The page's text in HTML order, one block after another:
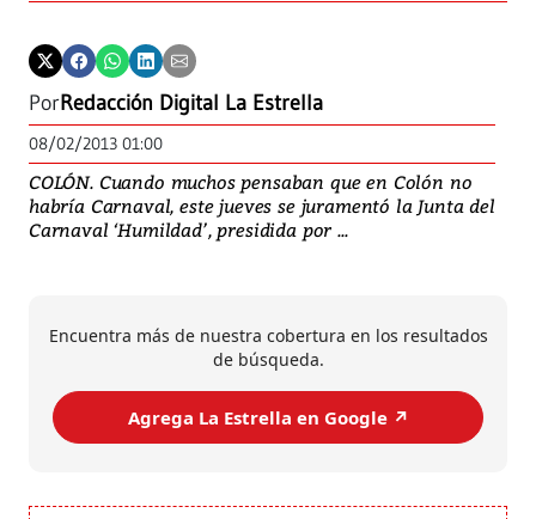
PorRedacción Digital La Estrella
08/02/2013 01:00
COLÓN. Cuando muchos pensaban que en Colón no
habría Carnaval, este jueves se juramentó la Junta del
Carnaval ‘Humildad’, presidida por ...
Encuentra más de nuestra cobertura en los resultados
de búsqueda.
Agrega La Estrella en Google ↗️